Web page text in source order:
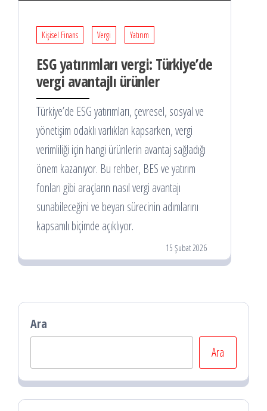
Kişisel Finans Vergi Yatırım
ESG yatırımları vergi: Türkiye’de
vergi avantajlı ürünler
Türkiye’de ESG yatırımları, çevresel, sosyal ve
yönetişim odaklı varlıkları kapsarken, vergi
verimliliği için hangi ürünlerin avantaj sağladığı
önem kazanıyor. Bu rehber, BES ve yatırım
fonları gibi araçların nasıl vergi avantajı
sunabileceğini ve beyan sürecinin adımlarını
kapsamlı biçimde açıklıyor.
15 Şubat 2026
Ara
Ara